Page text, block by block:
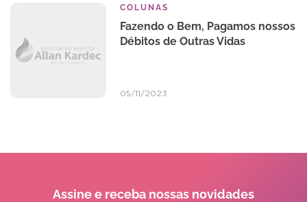
COLUNAS
Fazendo o Bem, Pagamos nossos
Débitos de Outras Vidas
05/11/2023
Assine e receba nossas novidades